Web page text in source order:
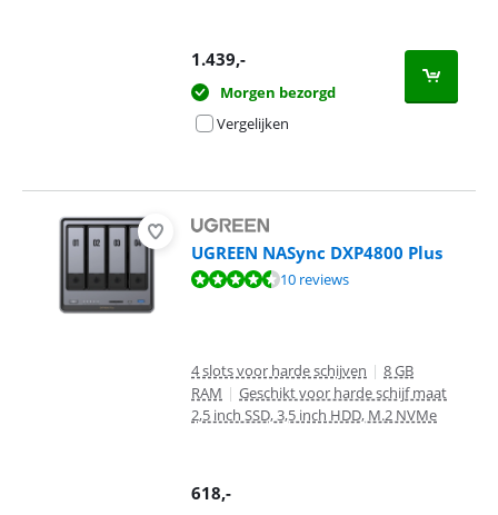
1.439,-
Morgen bezorgd
Vergelijken
UGREEN NASync DXP4800 Plus
Beoordeling is 8,8 van de 10, gebaseerd op 10 reviews.
10 reviews
4 slots voor harde schijven | 8 GB
RAM | Geschikt voor harde schijf maat
2,5 inch SSD, 3,5 inch HDD, M.2 NVMe
618,-